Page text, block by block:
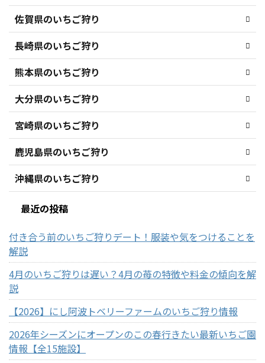
佐賀県のいちご狩り
長崎県のいちご狩り
熊本県のいちご狩り
大分県のいちご狩り
宮崎県のいちご狩り
鹿児島県のいちご狩り
沖縄県のいちご狩り
最近の投稿
付き合う前のいちご狩りデート！服装や気をつけることを
解説
4月のいちご狩りは遅い？4月の苺の特徴や料金の傾向を解
説
【2026】にし阿波トベリーファームのいちご狩り情報
2026年シーズンにオープンのこの春行きたい最新いちご園
情報【全15施設】